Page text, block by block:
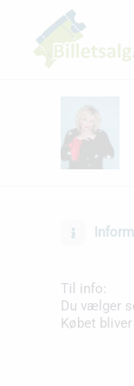
Til info:
Du vælger
Købet